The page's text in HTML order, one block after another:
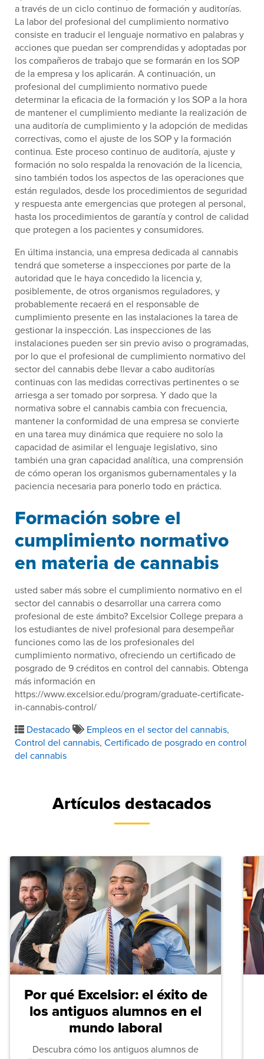
a través de un ciclo continuo de formación y auditorías.
La labor del profesional del cumplimiento normativo
consiste en traducir el lenguaje normativo en palabras y
acciones que puedan ser comprendidas y adoptadas por
los compañeros de trabajo que se formarán en los SOP
de la empresa y los aplicarán. A continuación, un
profesional del cumplimiento normativo puede
determinar la eficacia de la formación y los SOP a la hora
de mantener el cumplimiento mediante la realización de
una auditoría de cumplimiento y la adopción de medidas
correctivas, como el ajuste de los SOP y la formación
continua. Este proceso continuo de auditoría, ajuste y
formación no solo respalda la renovación de la licencia,
sino también todos los aspectos de las operaciones que
están regulados, desde los procedimientos de seguridad
y respuesta ante emergencias que protegen al personal,
hasta los procedimientos de garantía y control de calidad
que protegen a los pacientes y consumidores.
En última instancia, una empresa dedicada al cannabis
tendrá que someterse a inspecciones por parte de la
autoridad que le haya concedido la licencia y,
posiblemente, de otros organismos reguladores, y
probablemente recaerá en el responsable de
cumplimiento presente en las instalaciones la tarea de
gestionar la inspección. Las inspecciones de las
instalaciones pueden ser sin previo aviso o programadas,
por lo que el profesional de cumplimiento normativo del
sector del cannabis debe llevar a cabo auditorías
continuas con las medidas correctivas pertinentes o se
arriesga a ser tomado por sorpresa. Y dado que la
normativa sobre el cannabis cambia con frecuencia,
mantener la conformidad de una empresa se convierte
en una tarea muy dinámica que requiere no solo la
capacidad de asimilar el lenguaje legislativo, sino
también una gran capacidad analítica, una comprensión
de cómo operan los organismos gubernamentales y la
paciencia necesaria para ponerlo todo en práctica.
Formación sobre el
cumplimiento normativo
en materia de cannabis
usted saber más sobre el cumplimiento normativo en el
sector del cannabis o desarrollar una carrera como
profesional de este ámbito? Excelsior College prepara a
los estudiantes de nivel profesional para desempeñar
funciones como las de los profesionales del
cumplimiento normativo, ofreciendo un certificado de
posgrado de 9 créditos en control del cannabis. Obtenga
más información en
https://www.excelsior.edu/program/graduate-certificate-
in-cannabis-control/
Destacado
Empleos en el sector del cannabis,
Control del cannabis, Certificado de posgrado en control
del cannabis
Artículos destacados
Por qué Excelsior: el éxito de
los antiguos alumnos en el
mundo laboral
Descubra cómo los antiguos alumnos de